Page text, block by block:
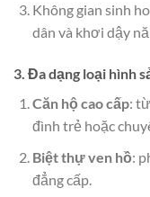
Không gian sinh
dân và khơi dậy
3. Đa dạng loại hình
Căn hộ cao cấp:
đình trẻ hoặc
Biệt thự ven hồ:
đẳng cấp.